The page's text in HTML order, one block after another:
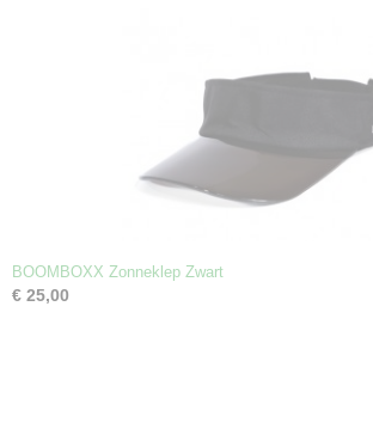
BOOMBOXX Zonneklep Zwart
€ 25,00